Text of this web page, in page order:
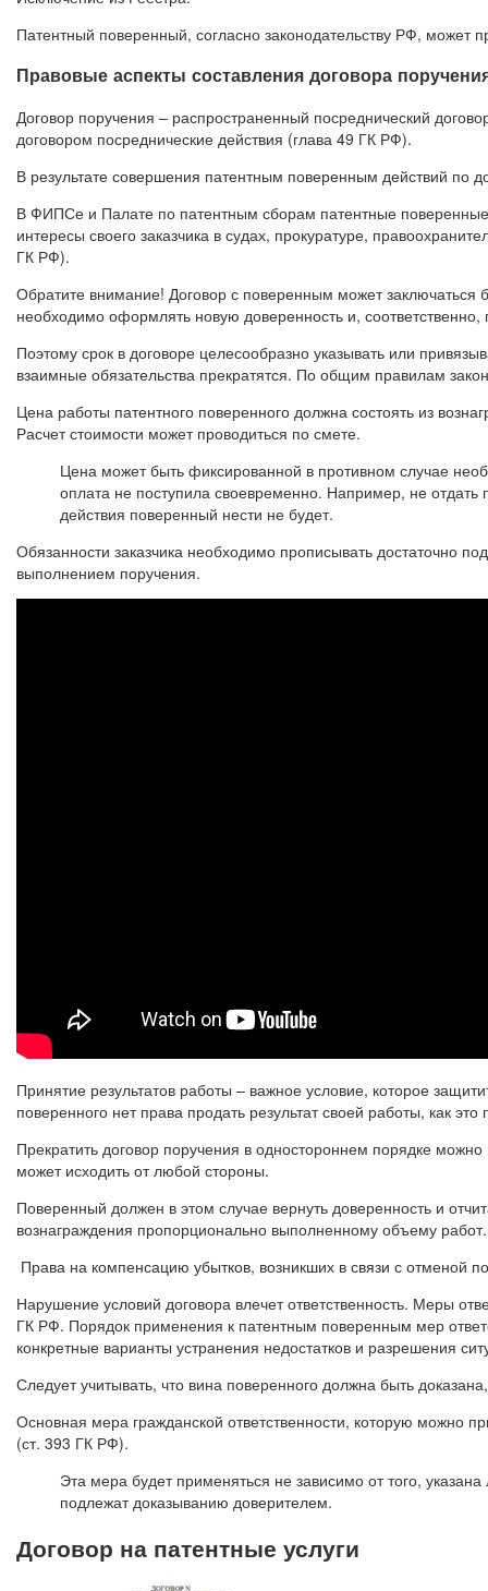
Патентный поверенный, согласно законодательству РФ, может
Правовые аспекты составления договора
Договор поручения – распространенный посреднический
договором посреднические действия (глава 49 ГК РФ).
В результате совершения патентным поверенным действий по
В ФИПСе и Палате по патентным сборам патентные
интересы своего заказчика в судах, прокуратуре,
ГК РФ).
Обратите внимание! Договор с поверенным может заключаться
необходимо оформлять новую доверенность и,
Поэтому срок в договоре целесообразно указывать или
взаимные обязательства прекратятся. По общим правилам
Цена работы патентного поверенного должна состоять из
Расчет стоимости может проводиться по смете.
Цена может быть фиксированной в противном случае
оплата не поступила своевременно. Например, не отдать
действия поверенный нести не будет.
Обязанности заказчика необходимо прописывать достаточно
выполнением поручения.
Принятие результатов работы – важное условие, которое
поверенного нет права продать результат своей работы, как
Прекратить договор поручения в одностороннем порядке
может исходить от любой стороны.
Поверенный должен в этом случае вернуть доверенность и
вознаграждения пропорционально выполненному объему работ.
Права на компенсацию убытков, возникших в связи с отменой
Нарушение условий договора влечет ответственность. Меры
ГК РФ. Порядок применения к патентным поверенным мер
конкретные варианты устранения недостатков и разрешения
Следует учитывать, что вина поверенного должна быть
Основная мера гражданской ответственности, которую можно
(ст. 393 ГК РФ).
Эта мера будет применяться не зависимо от того,
подлежат доказыванию доверителем.
Договор на патентные услуги